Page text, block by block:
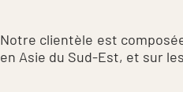
Notre clientèle est
en Asie du Sud-Est, et sur